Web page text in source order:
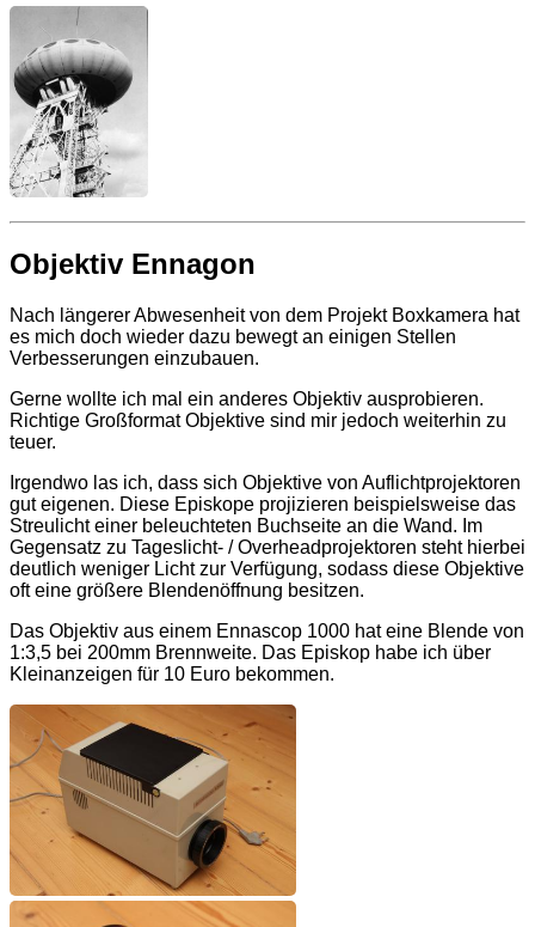
Objektiv Ennagon
Nach längerer Abwesenheit von dem Projekt Boxkamera hat
es mich doch wieder dazu bewegt an einigen Stellen
Verbesserungen einzubauen.
Gerne wollte ich mal ein anderes Objektiv ausprobieren.
Richtige Großformat Objektive sind mir jedoch weiterhin zu
teuer.
Irgendwo las ich, dass sich Objektive von Auflichtprojektoren
gut eigenen. Diese Episkope projizieren beispielsweise das
Streulicht einer beleuchteten Buchseite an die Wand. Im
Gegensatz zu Tageslicht- / Overheadprojektoren steht hierbei
deutlich weniger Licht zur Verfügung, sodass diese Objektive
oft eine größere Blendenöffnung besitzen.
Das Objektiv aus einem Ennascop 1000 hat eine Blende von
1:3,5 bei 200mm Brennweite. Das Episkop habe ich über
Kleinanzeigen für 10 Euro bekommen.